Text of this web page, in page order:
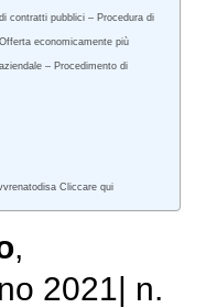
contratti pubblici – Procedura di
economicamente più
– Procedimento di
Cliccare qui
,
2021| n.